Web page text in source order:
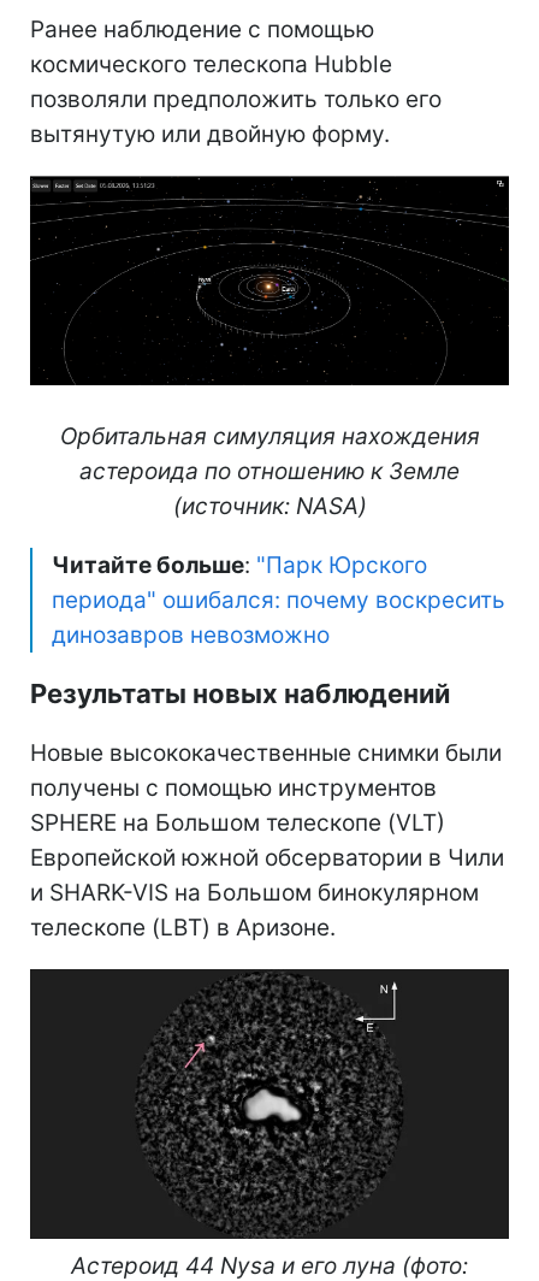
Ранее наблюдение с помощью
космического телескопа Hubble
позволяли предположить только его
вытянутую или двойную форму.
Орбитальная симуляция нахождения
астероида по отношению к Земле
(источник: NASA)
Читайте больше: "Парк Юрского
периода" ошибался: почему воскресить
динозавров невозможно
Результаты новых наблюдений
Новые высококачественные снимки были
получены с помощью инструментов
SPHERE на Большом телескопе (VLT)
Европейской южной обсерватории в Чили
и SHARK-VIS на Большом бинокулярном
телескопе (LBT) в Аризоне.
Астероид 44 Nysa и его луна (фото: